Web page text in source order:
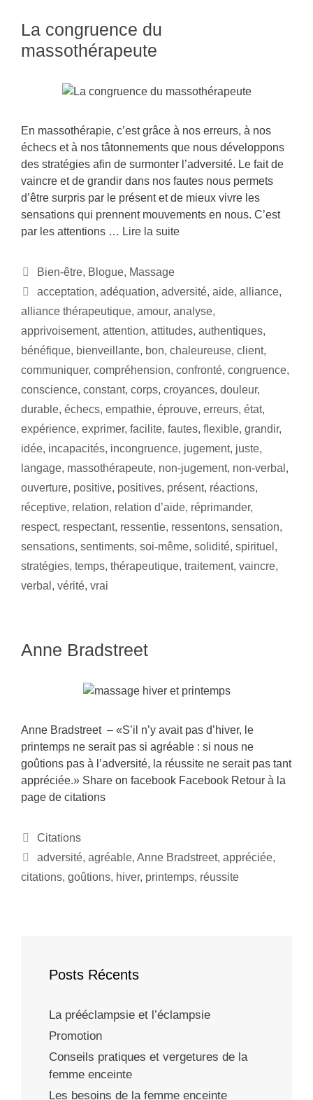
La congruence du
massothérapeute
En massothérapie, c’est grâce à nos erreurs, à nos
échecs et à nos tâtonnements que nous développons
des stratégies afin de surmonter l’adversité. Le fait de
vaincre et de grandir dans nos fautes nous permets
d’être surpris par le présent et de mieux vivre les
sensations qui prennent mouvements en nous. C’est
par les attentions … Lire la suite
Bien-être, Blogue, Massage
acceptation, adéquation, adversité, aide, alliance,
alliance thérapeutique, amour, analyse,
apprivoisement, attention, attitudes, authentiques,
bénéfique, bienveillante, bon, chaleureuse, client,
communiquer, compréhension, confronté, congruence,
conscience, constant, corps, croyances, douleur,
durable, échecs, empathie, éprouve, erreurs, état,
expérience, exprimer, facilite, fautes, flexible, grandir,
idée, incapacités, incongruence, jugement, juste,
langage, massothérapeute, non-jugement, non-verbal ,
ouverture, positive, positives, présent, réactions,
réceptive, relation, relation d’aide, réprimander,
respect, respectant, ressentie, ressentons, sensation,
sensations, sentiments, soi-même, solidité, spirituel ,
stratégies, temps, thérapeutique, traitement, vaincre,
verbal , vérité, vrai
Anne Bradstreet
Anne Bradstreet – «S’il n’y avait pas d’hiver, le
printemps ne serait pas si agréable : si nous ne
goûtions pas à l’adversité, la réussite ne serait pas tant
appréciée.» Share on facebook Facebook Retour à la
page de citations
Citations
adversité, agréable, Anne Bradstreet, appréciée,
citations, goûtions, hiver, printemps, réussite
Posts Récents
La prééclampsie et l’éclampsie
Promotion
Conseils pratiques et vergetures de la
femme enceinte
Les besoins de la femme enceinte